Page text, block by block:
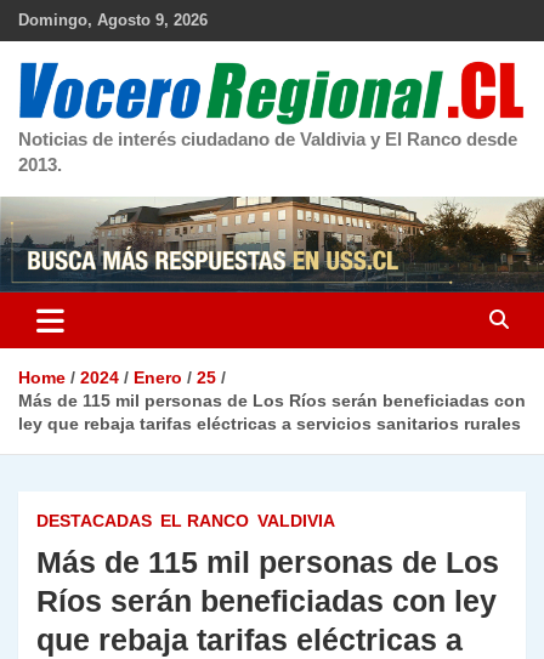
Skip
Domingo, Agosto 9, 2026
Noticias de interés ciudadano de Valdivia y El Ranco desde
2013.
Home 2024 Enero
25
Más de 115 mil personas de Los Ríos serán beneficiadas con
ley que rebaja tarifas eléctricas a servicios sanitarios rurales
DESTACADAS EL RANCO VALDIVIA
Más de 115 mil personas de Los
Ríos serán beneficiadas con ley
que rebaja tarifas eléctricas a